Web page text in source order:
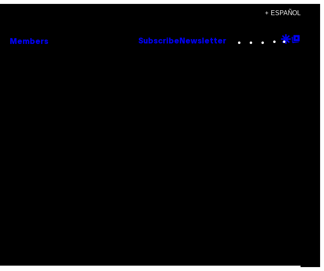
+ ESPAÑOL
Members Subscribe Newsletter Instagram
TikTok
YouTube
Google